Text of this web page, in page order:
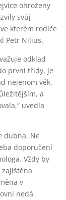
ohroženy
svůj
kterém rodiče
Petr Nilius.
odklad
první třídy, je
nejenom věk,
a
uvedla
dubna. Ne
doporučení
Vždy by
v
nedá